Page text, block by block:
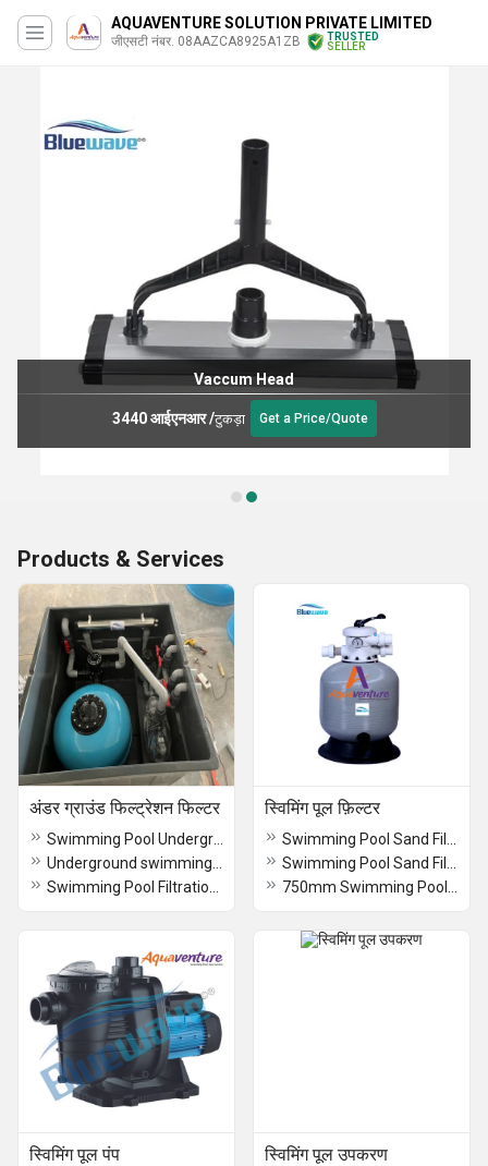
AQUAVENTURE SOLUTION PRIVATE LIMITED
जीएसटी नंबर. 08AAZCA8925A1ZB
TRUSTED
SELLER
Vaccum Head
3440 आईएनआर/टुकड़ा Get a Price/Quote
Products & Services
अंडर ग्राउंड फिल्ट्रेशन फिल्टर स्विमिंग पूल फ़िल्टर
स्विमिंग पूल पंप स्विमिंग पूल उपकरण